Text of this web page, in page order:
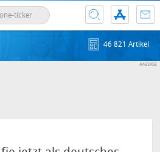
ticker
46 821 Artikel